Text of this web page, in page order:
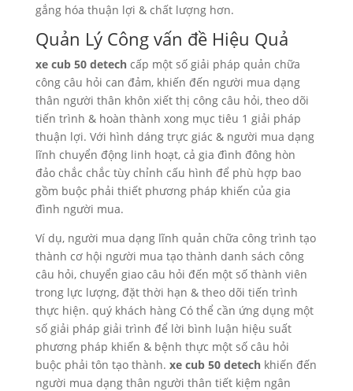
gắng hóa thuận lợi & chất lượng hơn.
Quản Lý Công vấn đề Hiệu Quả
xe cub 50 detechcấp một số giải pháp quản chữa
công câu hỏi can đảm, khiến đến người mua dạng
thân người thân khôn xiết thị công câu hỏi, theo dõi
tiến trình & hoàn thành xong mục tiêu 1 giải pháp
thuận lợi. Với hình dáng trực giác & người mua dạng
lĩnh chuyển động linh hoạt, cả gia đình đông hòn
đảo chắc chắc tùy chỉnh cấu hình để phù hợp bao
gồm buộc phải thiết phương pháp khiến của gia
đình người mua.
Ví dụ, người mua dạng lĩnh quản chữa công trình tạo
thành cơ hội người mua tạo thành danh sách công
câu hỏi, chuyển giao câu hỏi đến một số thành viên
trong lực lượng, đặt thời hạn & theo dõi tiến trình
thực hiện. quý khách hàng Có thể cần ứng dụng một
số giải pháp giải trình để lời bình luận hiệu suất
phương pháp khiến & bệnh thực một số câu hỏi
buộc phải tôn tạo thành. xe cub 50 detechkhiến đến
người mua dạng thân người thân tiết kiệm ngân